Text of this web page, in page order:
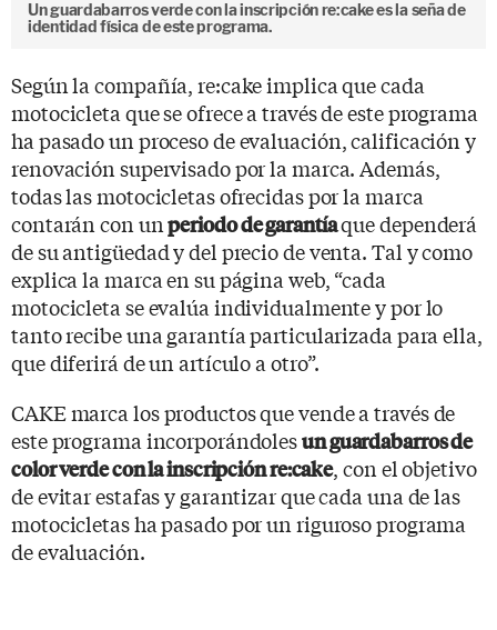
Un guardabarros verde con la inscripción re:cake es la seña de
identidad física de este programa.
Según la compañía, re:cake implica que cada
motocicleta que se ofrece a través de este programa
ha pasado un proceso de evaluación, calificación y
renovación supervisado por la marca. Además,
todas las motocicletas ofrecidas por la marca
contarán con unperiodo de garantíaque dependerá
de su antigüedad y del precio de venta. Tal y como
explica la marca en su página web, “cada
motocicleta se evalúa individualmente y por lo
tanto recibe una garantía particularizada para ella,
que diferirá de un artículo a otro”.
CAKE marca los productos que vende a través de
este programa incorporándolesun guardabarros de
color verde con la inscripción re:cake, con el objetivo
de evitar estafas y garantizar que cada una de las
motocicletas ha pasado por un riguroso programa
de evaluación.